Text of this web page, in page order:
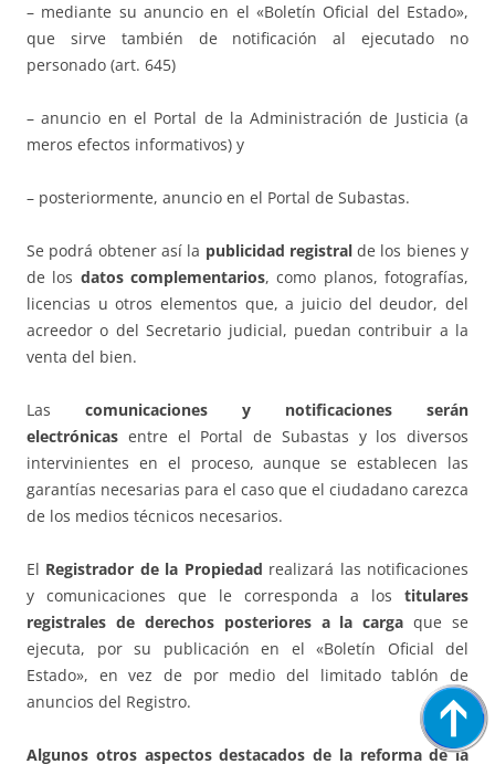
– mediante su anuncio en el «Boletín Oficial del Estado»,
que sirve también de notificación al ejecutado no
personado (art. 645)
– anuncio en el Portal de la Administración de Justicia (a
meros efectos informativos) y
– posteriormente, anuncio en el Portal de Subastas.
Se podrá obtener así la publicidad registralde los bienes y
de los datos complementarios, como planos, fotografías,
licencias u otros elementos que, a juicio del deudor, del
acreedor o del Secretario judicial, puedan contribuir a la
venta del bien.
Las comunicaciones y notificaciones serán
electrónicas entre el Portal de Subastas y los diversos
intervinientes en el proceso, aunque se establecen las
garantías necesarias para el caso que el ciudadano carezca
de los medios técnicos necesarios.
El Registrador de la Propiedad realizará las notificaciones
y comunicaciones que le corresponda a los titulares
registrales de derechos posteriores a la carga que se
ejecuta, por su publicación en el «Boletín Oficial del
Estado», en vez de por medio del limitado tablón de
anuncios del Registro.
Algunos otros aspectos destacados de la reforma de la